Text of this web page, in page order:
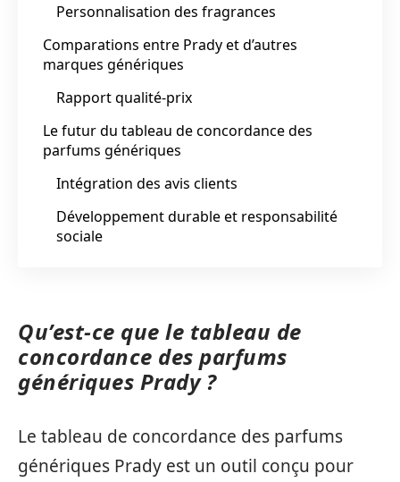
Personnalisation des fragrances
Comparations entre Prady et d’autres
marques génériques
Rapport qualité-prix
Le futur du tableau de concordance des
parfums génériques
Intégration des avis clients
Développement durable et responsabilité
sociale
Qu’est-ce que le tableau de
concordance des parfums
génériques Prady ?
Le tableau de concordance des parfums
génériques Prady est un outil conçu pour